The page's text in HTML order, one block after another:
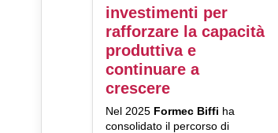
investimenti per
rafforzare la capacità
produttiva e
continuare a
crescere
Nel 2025 Formec Biffi ha
consolidato il percorso di